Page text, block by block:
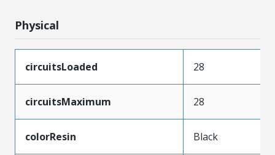
Physical
circuitsLoaded 28
circuitsMaximum 28
colorResin Black